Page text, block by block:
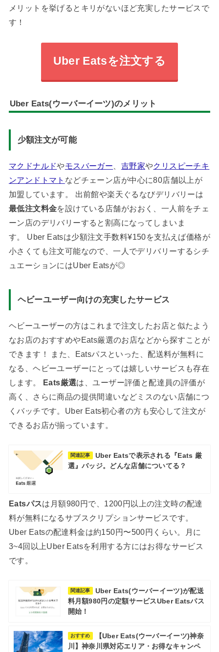
メリットを挙げるとキリがないほど充実したサービスで
す！
Uber Eatsを注文する
Uber Eats(ウーバーイーツ)のメリット
少額注文が可能
マクドナルドやモスバーガー 吉野家やクリスピーチキ
ンアンドトマト などチェーン店が中心に80店舗以上が
加盟しています。 出前館や楽天ぐるなびデリバリーは
最低注文料金を設けている店舗がおおく、一人前をチェ
ーン店のデリバリーすると割高になってしまいま
す。 Uber Eatsは少額注文手数料¥150を支払えば価格が
小さくても注文可能なので、一人でデリバリーするシチ
ュエーションにはUber Eatsが◎
ヘビーユーザー向けの充実したサービス
ヘビーユーザーの方はこれまで注文したお店と似たよう
なお店のおすすめやEats厳選のお店などから探すことが
できます！ また、Eatsパスといった、配送料が無料に
なる、ヘビーユーザーにとっては嬉しいサービスも存在
します。 Eats厳選は、ユーザー評価と配達員の評価が
高く、さらに商品の提供間違いなどミスのない店舗につ
くバッチです。Uber Eats初心者の方も安心して注文が
できるお店が揃っています。
関連記事
Uber Eatsで表示される『Eats 厳
選』バッジ。どんな店舗についてる？
Eatsパスは月額980円で、1200円以上の注文時の配達
料が無料になるサブスクリプションサービスです。
Uber Eatsの配達料金は約150円〜500円くらい。月に
3~4回以上Uber Eatsを利用する方にはお得なサービス
です。
関連記事
Uber Eats(ウーバーイーツ)が配送
料月額980円の定額サービスUber Eatsパス
開始！
おすすめ
【Uber Eats(ウーバーイーツ)神奈
川】神奈川県対応エリア・お得なキャンペ